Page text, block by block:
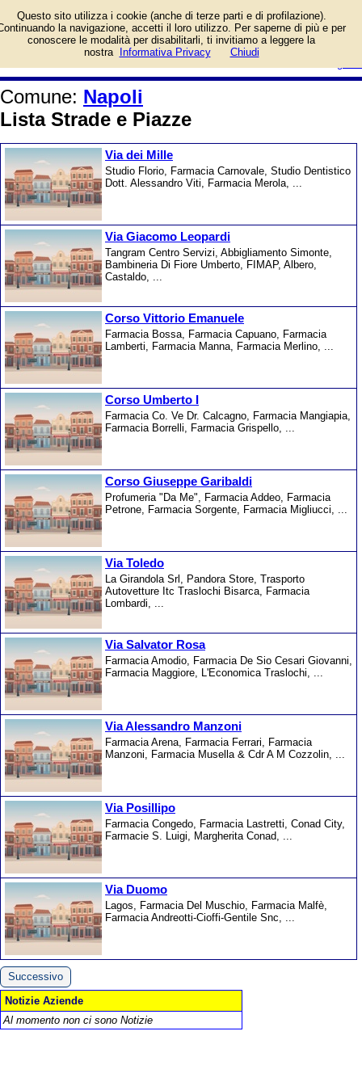
Napoli, con la lista dei negozi
presenti, dei professionisti e delle
altre imprese. Gallerie foto.
Comune: Napoli
Lista Strade e Piazze
Via dei Mille
Studio Florio, Farmacia Carnovale, Studio Dentistico
Dott. Alessandro Viti, Farmacia Merola, ...
Via Giacomo Leopardi
Tangram Centro Servizi, Abbigliamento Simonte,
Bambineria Di Fiore Umberto, FIMAP, Albero,
Castaldo, ...
Corso Vittorio Emanuele
Farmacia Bossa, Farmacia Capuano, Farmacia
Lamberti, Farmacia Manna, Farmacia Merlino, ...
Corso Umberto I
Farmacia Co. Ve Dr. Calcagno, Farmacia Mangiapia,
Farmacia Borrelli, Farmacia Grispello, ...
Corso Giuseppe Garibaldi
Profumeria "Da Me", Farmacia Addeo, Farmacia
Petrone, Farmacia Sorgente, Farmacia Migliucci, ...
Via Toledo
La Girandola Srl, Pandora Store, Trasporto
Autovetture Itc Traslochi Bisarca, Farmacia
Lombardi, ...
Via Salvator Rosa
Farmacia Amodio, Farmacia De Sio Cesari Giovanni,
Farmacia Maggiore, L'Economica Traslochi, ...
Via Alessandro Manzoni
Farmacia Arena, Farmacia Ferrari, Farmacia
Manzoni, Farmacia Musella & Cdr A M Cozzolin, ...
Via Posillipo
Farmacia Congedo, Farmacia Lastretti, Conad City,
Farmacie S. Luigi, Margherita Conad, ...
Via Duomo
Lagos, Farmacia Del Muschio, Farmacia Malfè,
Farmacia Andreotti-Cioffi-Gentile Snc, ...
Successivo
Notizie Aziende
Al momento non ci sono Notizie
Questo sito utilizza i cookie (anche di terze parti e di profilazione).
la navigazione, accetti il loro utilizzo. Per saperne di più e per
conoscere le modalità per disabilitarli, ti invitiamo a leggere la
nostra
Informativa Privacy Chiudi